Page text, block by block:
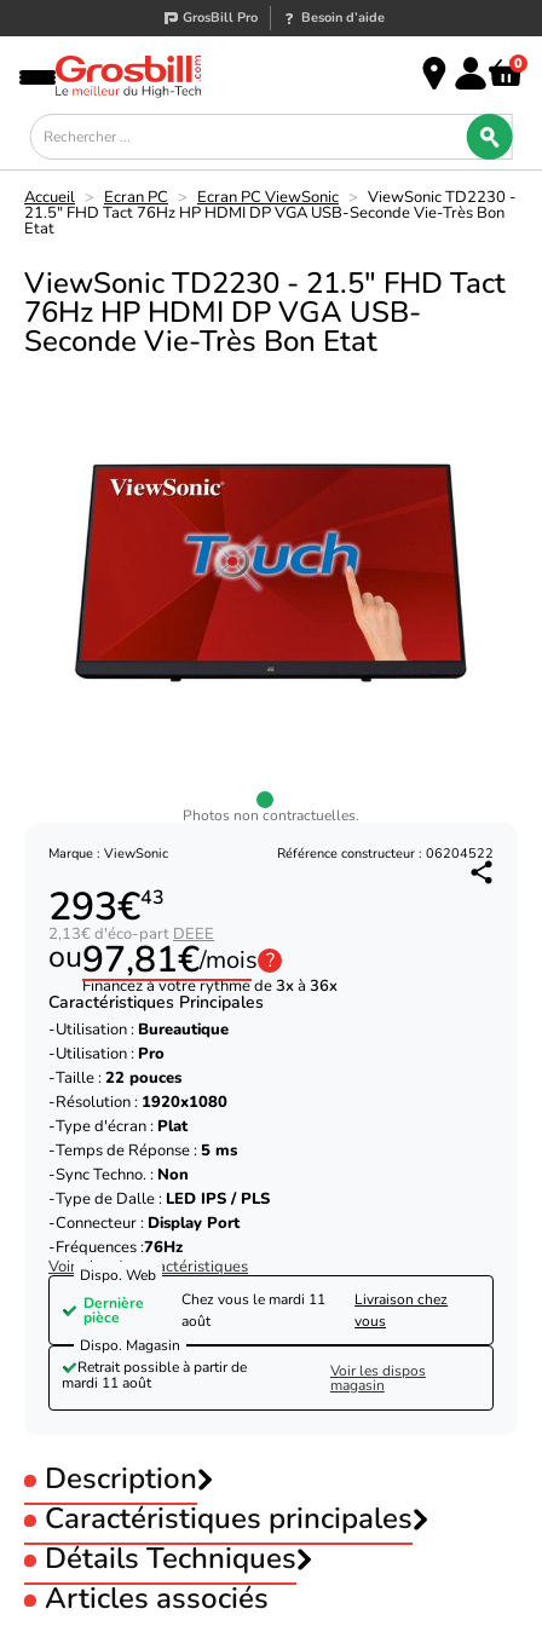
GrosBill Pro Besoin d’aide
0
Accueil > Ecran PC > Ecran PC ViewSonic > ViewSonic TD2230 -
21.5" FHD Tact 76Hz HP HDMI DP VGA USB-Seconde Vie-Très Bon
Etat
ViewSonic TD2230 - 21.5" FHD Tact
76Hz HP HDMI DP VGA USB-
Seconde Vie-Très Bon Etat
Photos non contractuelles.
Marque : ViewSonic Référence constructeur : 06204522
293€43
2,13€ d'éco-part DEEE
ou97,81€/mois ?
Financez à votre rythme de3xà 36x
Caractéristiques Principales
Utilisation : Bureautique
Utilisation : Pro
Taille :22 pouces
Résolution : 1920x1080
Type d'écran : Plat
Temps de Réponse :5 ms
Sync Techno. : Non
Type de Dalle : LED IPS / PLS
Connecteur : Display Port
Fréquences :76Hz
Voir plus de caractéristiques
Dispo. Web
Dernière
pièce
Chez vous le mardi 11
août
Livraison chez
vous
Dispo. Magasin
Retrait possible à partir de
mardi 11 août
Voir les dispos
magasin
Description
Caractéristiques principales
Utilisation :Bureautique
Utilisation :Pro
Taille :22 pouces
Détails Techniques
Écran
Articles associés